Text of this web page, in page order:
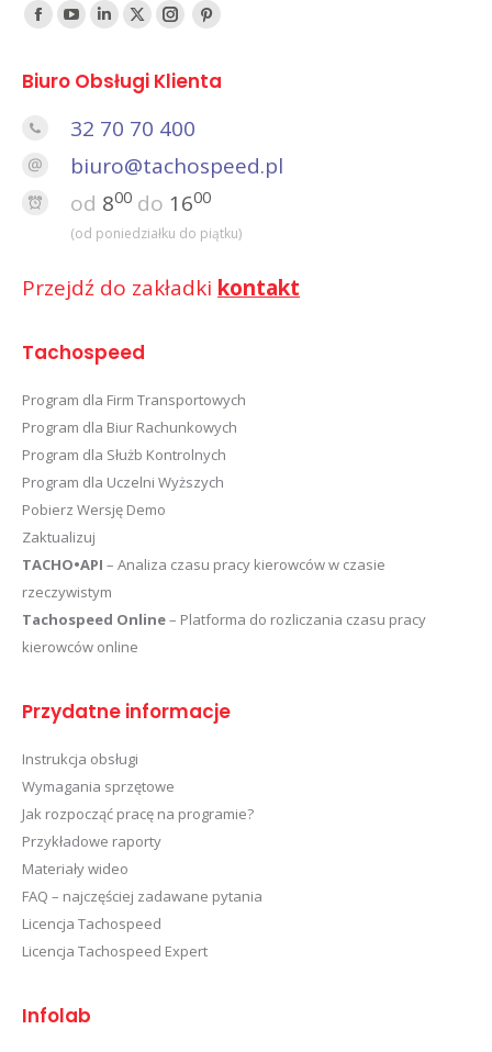
Find us on:
FacebookYouTube
LinkedTwitterInstagramPinterest
Biuro Obsługi Klienta
32 70 70 400
biuro@tachospeed.pl
od 800 do 1600
(od poniedziałku do piątku)
Przejdź do zakładki kontakt
Tachospeed
Program dla Firm Transportowych
Program dla Biur Rachunkowych
Program dla Służb Kontrolnych
Program dla Uczelni Wyższych
Pobierz Wersję Demo
Zaktualizuj
TACHO•API – Analiza czasu pracy kierowców w czasie
rzeczywistym
Tachospeed Online– Platforma do rozliczania czasu pracy
kierowców online
Przydatne informacje
Instrukcja obsługi
Wymagania sprzętowe
Jak rozpocząć pracę na programie?
Przykładowe raporty
Materiały wideo
FAQ – najczęściej zadawane pytania
Licencja Tachospeed
Licencja Tachospeed Expert
Infolab